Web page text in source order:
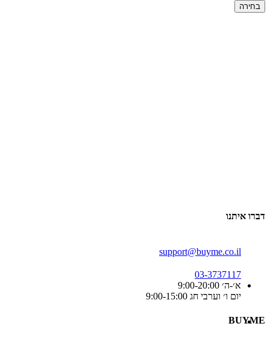
בחירה
דברו איתנו
support@buyme.co.il
03-3737117
א׳-ה׳ 9:00-20:00
יום ו׳ וערבי חג 9:00-15:00
BUYME